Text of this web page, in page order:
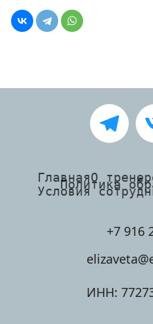
ГлавнаяО
Политика
Условия
+7 916
ИНН: